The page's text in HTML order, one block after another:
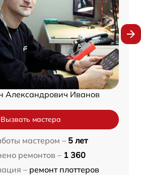
Александрович Иванов
Вызвать мастера
мастером – 5 лет
ремонтов – 1 360
– ремонт плоттеров